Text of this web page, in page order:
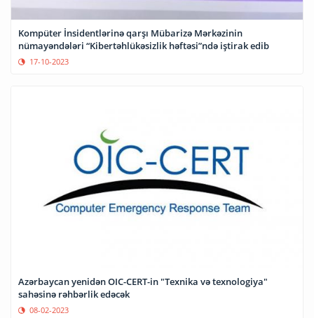
Kompüter İnsidentlərinə qarşı Mübarizə Mərkəzinin
nümayəndələri “Kibertəhlükəsizlik həftəsi”ndə iştirak edib
17-10-2023
Azərbaycan yenidən OIC-CERT-in "Texnika və texnologiya"
sahəsinə rəhbərlik edəcək
08-02-2023